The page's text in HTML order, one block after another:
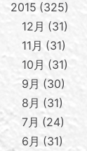
2015 325
12月
31
11月
31
10月
31
9月
30
8月
31
7月
24
6月
31